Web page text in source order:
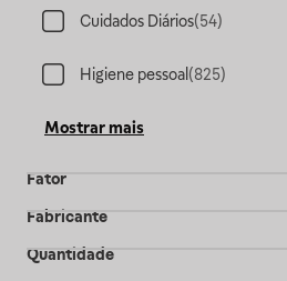
Cuidados Diários(54)
Higiene pessoal (825)
Mostrar mais
Fator
Fabricante
Quantidade